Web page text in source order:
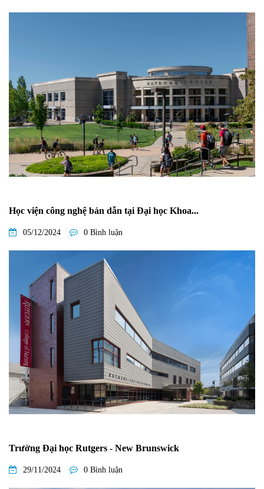
Học viện công nghệ bán dẫn tại Đại học Khoa...
05/12/2024 0 Bình luận
Trường Đại học Rutgers - New Brunswick
29/11/2024 0 Bình luận